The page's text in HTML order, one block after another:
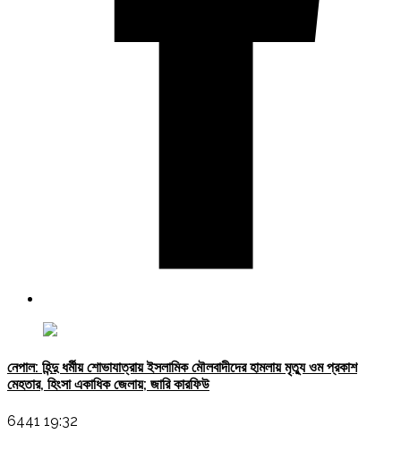
নেপাল: হিন্দু ধর্মীয় শোভাযাত্রায় ইসলামিক মৌলবাদীদের হামলায় মৃত্যু ওম প্রকাশ
মেহতার, হিংসা একাধিক জেলায়; জারি কারফিউ
6441 19:32